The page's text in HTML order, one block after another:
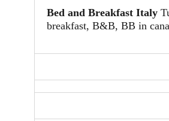
Bed and Breakfast Italy
breakfast, B&B, BB in